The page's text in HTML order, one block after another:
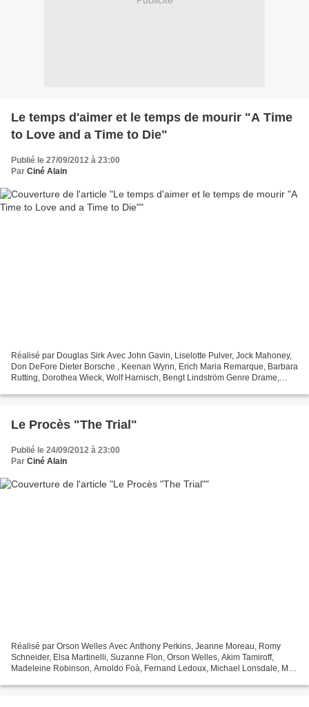
Le temps d'aimer et le temps de mourir "A Time
to Love and a Time to Die"
Publié le 27/09/2012 à 23:00
Par Ciné Alain
Réalisé par Douglas Sirk Avec John Gavin, Liselotte Pulver, Jock Mahoney,
Don DeFore Dieter Borsche , Keenan Wynn, Erich Maria Remarque, Barbara
Rutting, Dorothea Wieck, Wolf Harnisch, Bengt Lindström Genre Drame,
Le Procès "The Trial"
Publié le 24/09/2012 à 23:00
Par Ciné Alain
Réalisé par Orson Welles Avec Anthony Perkins, Jeanne Moreau, Romy
Schneider, Elsa Martinelli, Suzanne Flon, Orson Welles, Akim Tamiroff,
Madeleine Robinson, Arnoldo Foà, Fernand Ledoux, Michael Lonsdale, Max